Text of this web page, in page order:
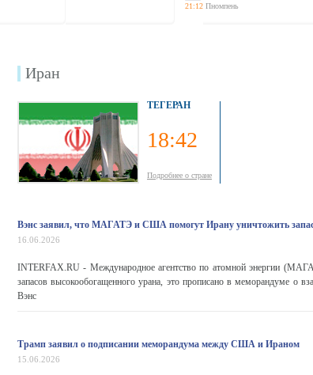
21:12 Пномпень
Иран
ТЕГЕРАН
18:42
Подробнее о стране
Вэнс заявил, что МАГАТЭ и США помогут Ирану уничтожить
16.06.2026
INTERFAX.RU - Международное агентство по атомной энергии
запасов высокообогащенного урана, это прописано в меморандуме о
Вэнс
Трамп заявил о подписании меморандума между США и Ираном
15.06.2026